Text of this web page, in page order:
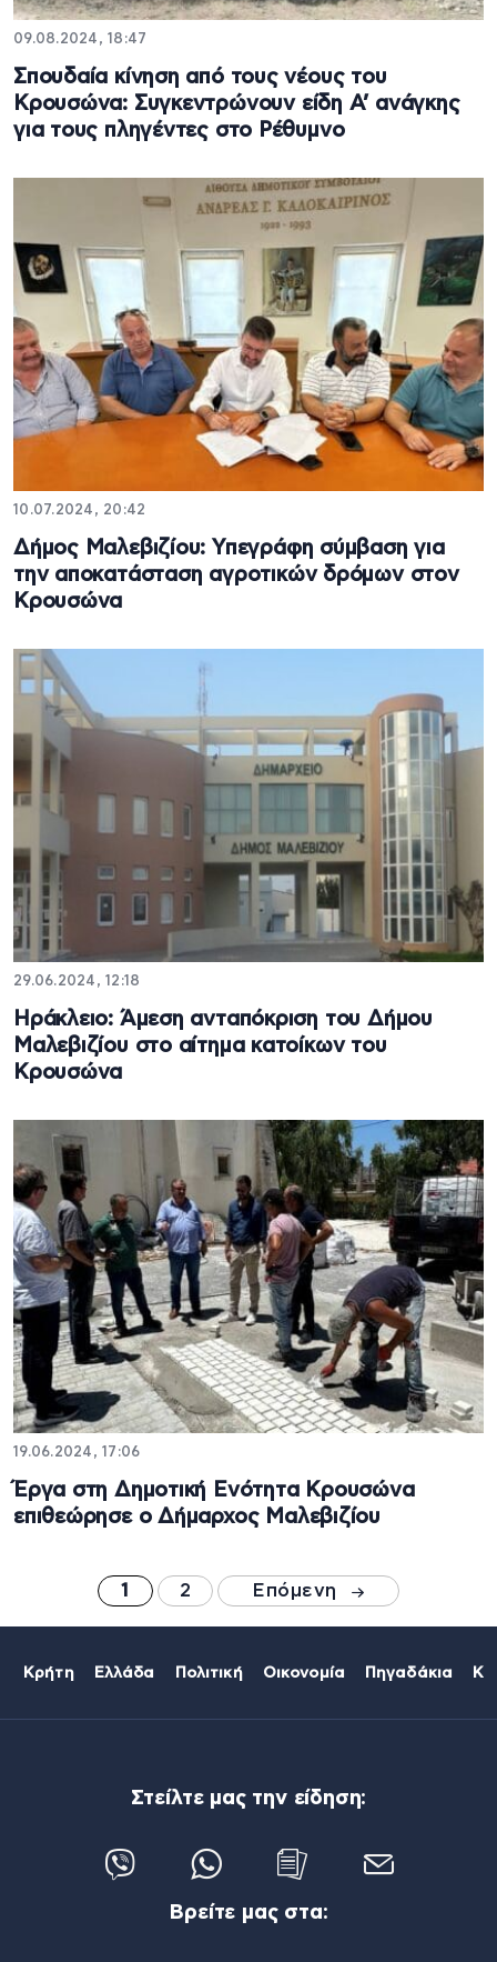
09.08.2024, 18:47
Σπουδαία κίνηση από τους νέους του
Κρουσώνα: Συγκεντρώνουν είδη Α’ ανάγκης
για τους πληγέντες στο Ρέθυμνο
10.07.2024, 20:42
Δήμος Μαλεβιζίου: Υπεγράφη σύμβαση για
την αποκατάσταση αγροτικών δρόμων στον
Κρουσώνα
29.06.2024, 12:18
Hράκλειο: Άμεση ανταπόκριση του Δήμου
Μαλεβιζίου στο αίτημα κατοίκων του
Κρουσώνα
19.06.2024, 17:06
Έργα στη Δημοτική Ενότητα Κρουσώνα
επιθεώρησε ο Δήμαρχος Μαλεβιζίου
1 2 Επόμενη
Κρήτη Ελλάδα Πολιτική Οικονομία Πηγαδάκια
Στείλτε μας την είδηση:
Βρείτε μας στα: